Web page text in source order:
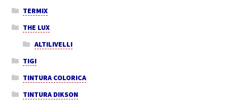
TERMIX
THE LUX
ALTILIVELLI
TIGI
TINTURA COLORICA
TINTURA DIKSON